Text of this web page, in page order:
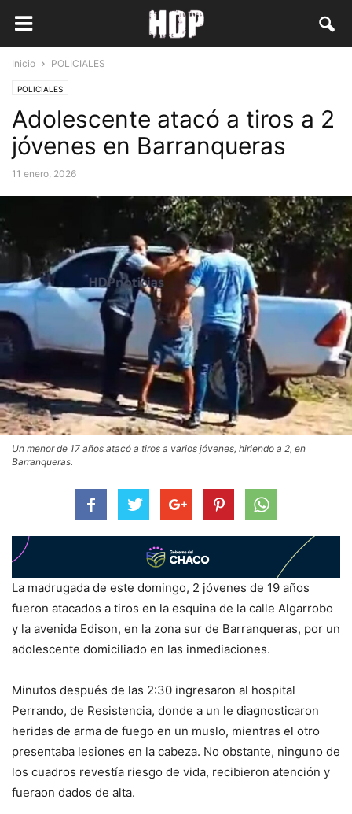
Inicio POLICIALES
POLICIALES
Adolescente atacó a tiros a 2
jóvenes en Barranqueras
11 enero, 2026
Un menor de 17 años atacó a tiros a varios jóvenes, hiriendo a 2, en
Barranqueras.
La madrugada de este domingo, 2 jóvenes de 19 años
fueron atacados a tiros en la esquina de la calle Algarrobo
y la avenida Edison, en la zona sur de Barranqueras, por un
adolescente domiciliado en las inmediaciones.
Minutos después de las 2:30 ingresaron al hospital
Perrando, de Resistencia, donde a un le diagnosticaron
heridas de arma de fuego en un muslo, mientras el otro
presentaba lesiones en la cabeza. No obstante, ninguno de
los cuadros revestía riesgo de vida, recibieron atención y
fueraon dados de alta.